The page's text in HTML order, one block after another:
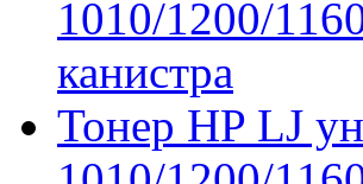
1010/1200/
канистра
Тонер HP LJ